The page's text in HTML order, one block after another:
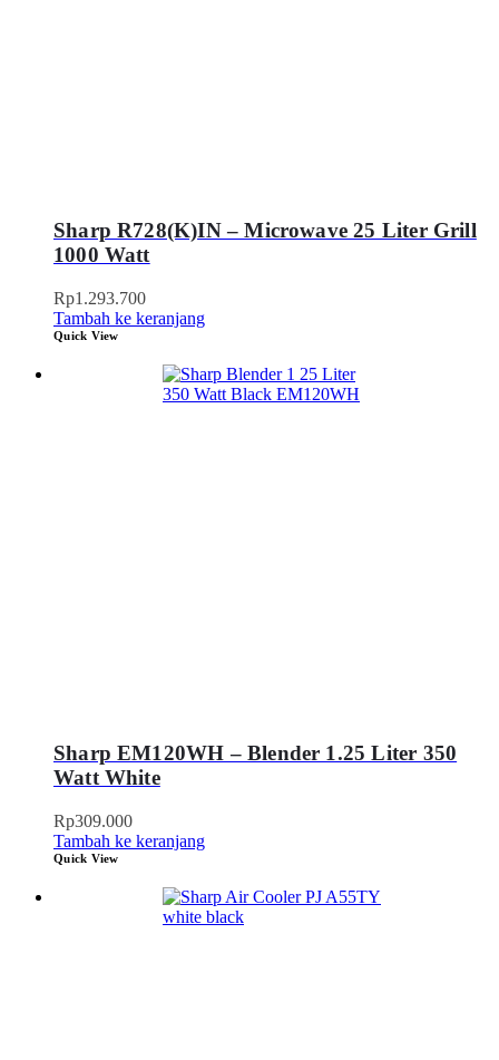
Sharp R728(K)IN – Microwave 25 Liter Grill
1000 Watt
Rp1.293.700
Tambah ke keranjang
Quick View
Sharp EM120WH – Blender 1.25 Liter 350
Watt White
Rp309.000
Tambah ke keranjang
Quick View